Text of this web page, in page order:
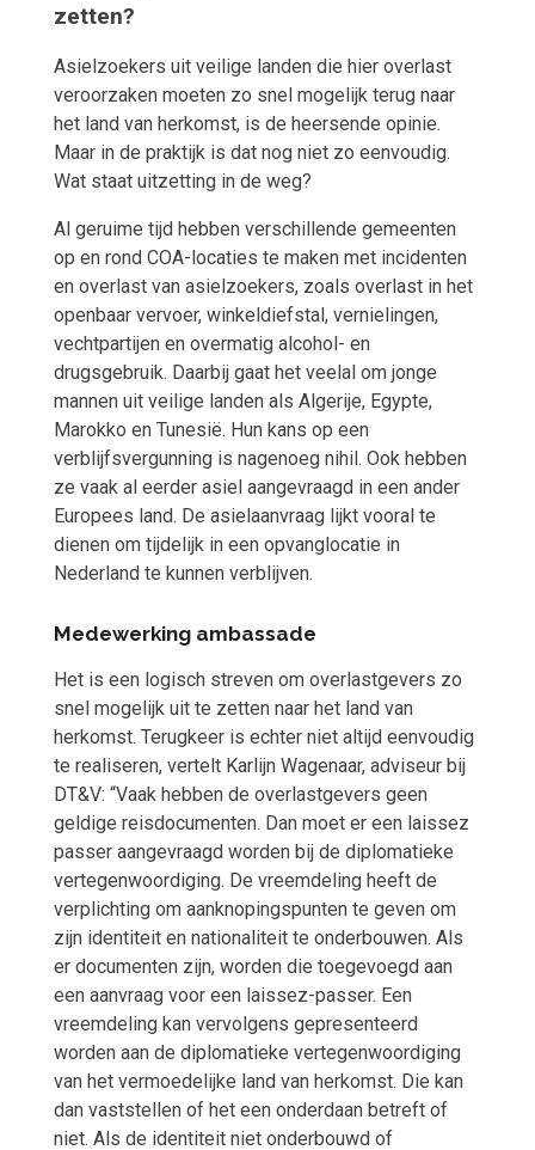
zetten?
Asielzoekers uit veilige landen die hier overlast
veroorzaken moeten zo snel mogelijk terug naar
het land van herkomst, is de heersende opinie.
Maar in de praktijk is dat nog niet zo eenvoudig.
Wat staat uitzetting in de weg?
Al geruime tijd hebben verschillende gemeenten
op en rond COA-locaties te maken met incidenten
en overlast van asielzoekers, zoals overlast in het
openbaar vervoer, winkeldiefstal, vernielingen,
vechtpartijen en overmatig alcohol- en
drugsgebruik. Daarbij gaat het veelal om jonge
mannen uit veilige landen als Algerije, Egypte,
Marokko en Tunesië. Hun kans op een
verblijfsvergunning is nagenoeg nihil. Ook hebben
ze vaak al eerder asiel aangevraagd in een ander
Europees land. De asielaanvraag lijkt vooral te
dienen om tijdelijk in een opvanglocatie in
Nederland te kunnen verblijven.
Medewerking ambassade
Het is een logisch streven om overlastgevers zo
snel mogelijk uit te zetten naar het land van
herkomst. Terugkeer is echter niet altijd eenvoudig
te realiseren, vertelt Karlijn Wagenaar, adviseur bij
DT&V: “Vaak hebben de overlastgevers geen
geldige reisdocumenten. Dan moet er een laissez
passer aangevraagd worden bij de diplomatieke
vertegenwoordiging. De vreemdeling heeft de
verplichting om aanknopingspunten te geven om
zijn identiteit en nationaliteit te onderbouwen. Als
er documenten zijn, worden die toegevoegd aan
een aanvraag voor een laissez-passer. Een
vreemdeling kan vervolgens gepresenteerd
worden aan de diplomatieke vertegenwoordiging
van het vermoedelijke land van herkomst. Die kan
dan vaststellen of het een onderdaan betreft of
niet. Als de identiteit niet onderbouwd of